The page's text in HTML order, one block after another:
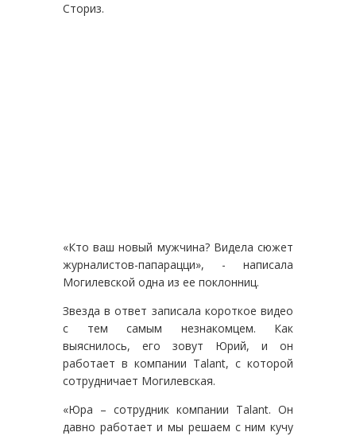
Сториз.
«Кто ваш новый мужчина? Видела сюжет
журналистов-папарацци», - написала
Могилевской одна из ее поклонниц.
Звезда в ответ записала короткое видео
с тем самым незнакомцем. Как
выяснилось, его зовут Юрий, и он
работает в компании Talant, с которой
сотрудничает Могилевская.
«Юра – сотрудник компании Talant. Он
давно работает и мы решаем с ним кучу